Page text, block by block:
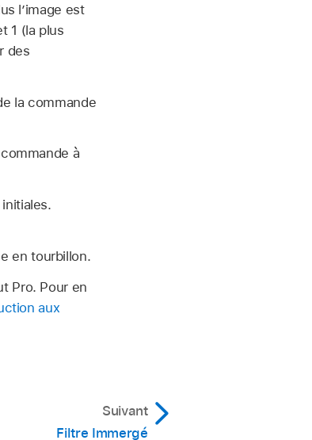
l’image est
1 (la plus
des
la commande
à
en tourbillon.
Pro. Pour en
aux
Suivant
Filtre Immergé